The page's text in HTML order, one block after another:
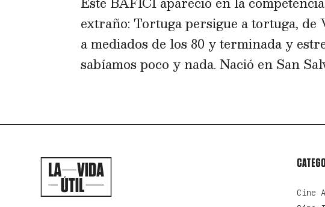
extraño: Tortuga persigue a tortuga,
a mediados de los 80 y terminada y
sabíamos poco y nada. Nació en San
Cine